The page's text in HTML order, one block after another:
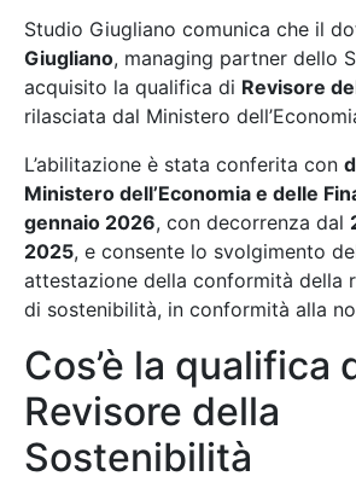
Studio Giugliano comunica che il
Giugliano, managing partner dello
acquisito la qualifica di Revisore
rilasciata dal Ministero
L’abilitazione è stata conferita con
Ministero dell’Economia e delle
gennaio 2026, con decorrenza dal
2025, e consente lo svolgimento
attestazione della conformità della
di sostenibilità, in conformità alla
Cos’è la qualifica
Revisore della
Sostenibilità